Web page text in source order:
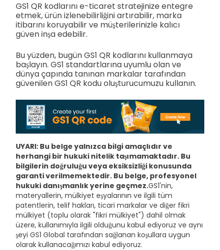
GS1 QR kodlarını e-ticaret stratejinize entegre
etmek, ürün izlenebilirliğini artırabilir, marka
itibarını koruyabilir ve müşterilerinizle kalıcı
güven inşa edebilir.
Bu yüzden, bugün GS1 QR kodlarını kullanmaya
başlayın. GS1 standartlarına uyumlu olan ve
dünya çapında tanınan markalar tarafından
güvenilen GS1 QR kodu oluşturucumuzu kullanın.
UYARI: Bu belge yalnızca bilgi amaçlıdır ve
herhangi bir hukuki nitelik taşımamaktadır. Bu
bilgilerin doğruluğu veya eksiksizliği konusunda
garanti verilmemektedir. Bu belge, profesyonel
hukuki danışmanlık yerine geçmez.GS1'nin,
materyallerin, mülkiyet eşyalarının ve ilgili tüm
patentlerin, telif hakları, ticari markalar ve diğer fikri
mülkiyet (toplu olarak "fikri mülkiyet") dahil olmak
üzere, kullanımıyla ilgili olduğunu kabul ediyoruz ve aynı
şeyi GS1 Global tarafından sağlanan koşullara uygun
olarak kullanacağımızı kabul ediyoruz.